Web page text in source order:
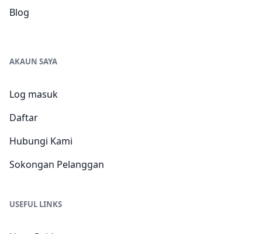
Blog
AKAUN SAYA
Log masuk
Daftar
Hubungi Kami
Sokongan Pelanggan
USEFUL LINKS